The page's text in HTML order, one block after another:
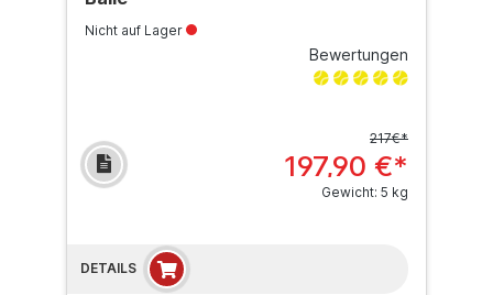
Nicht auf Lager
Bewertungen
217€*
197,90 €*
Gewicht: 5 kg
DETAILS